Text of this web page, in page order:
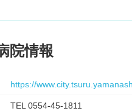
院情報
https://
TEL 0554-45-1811